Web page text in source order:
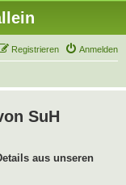
Anmelden
Registrieren
SuH
aus unseren